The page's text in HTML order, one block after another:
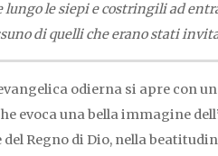
lungo le siepi e costringili ad
di quelli che erano stati
odierna si apre con
evoca una bella immagine
Regno di Dio, nella